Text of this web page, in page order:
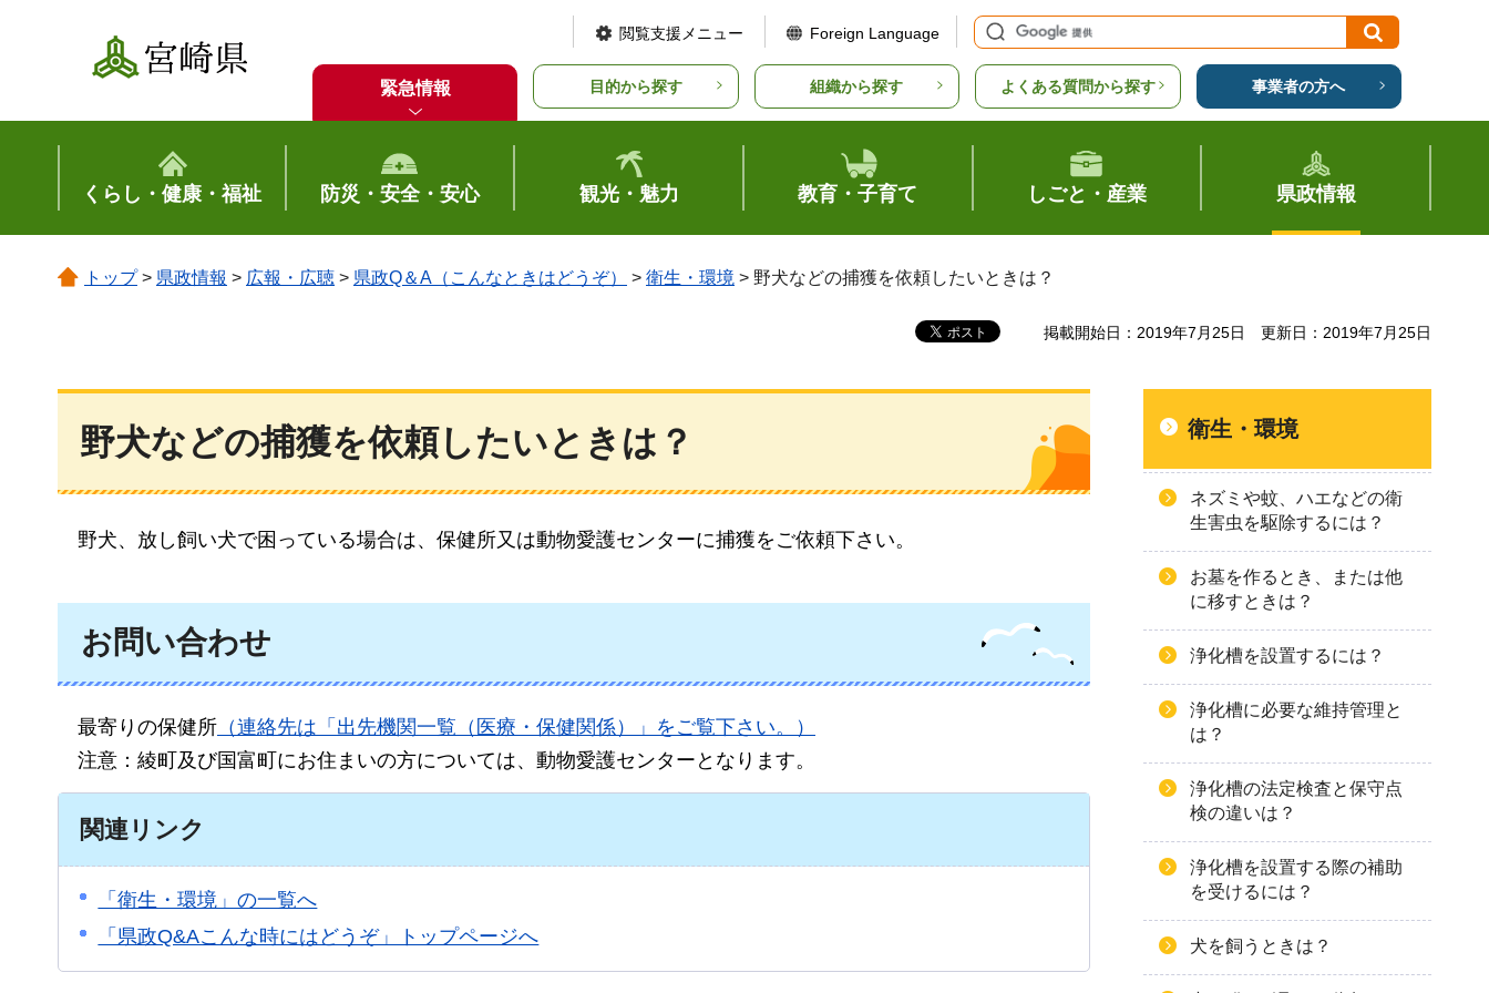
宮崎県
閲覧支援メニュー Foreign Language
緊急情報 目的から探す 組織から探す よくある質問から探す 事業者の方へ
くらし・健康・福祉 防災・安全・安心 観光・魅力 教育・子育て しごと・産業 県政情報
トップ> 県政情報 > 広報・広聴 > 県政Q＆A（こんなときはどうぞ） > 衛生・環境 > 野犬などの捕獲を依頼したいときは？
掲載開始日：2019年7月25日 更新日：2019年7月25日
野犬などの捕獲を依頼したいときは？
野犬、 放し飼い犬で困っている場合は、保健所又は動物愛護センターに捕獲をご依頼下さい。
お問い合わせ
最寄りの保健所 （連絡先は「出先機関一覧（医療・保健関係）」をご覧下さい。）
注意： 綾町及び国富町にお住まいの方については、動物愛護センターとなります。
関連リンク
「衛生・環境」の一覧へ
「県政Q&Aこんな時にはどうぞ」トップページへ
衛生・環境
ネズミや蚊、ハエなどの衛
生害虫を駆除するには？
お墓を作るとき、または他
に移すときは？
浄化槽を設置するには？
浄化槽に必要な維持管理と
は？
浄化槽の法定検査と保守点
検の違いは？
浄化槽を設置する際の補助
を受けるには？
犬を飼うときは？